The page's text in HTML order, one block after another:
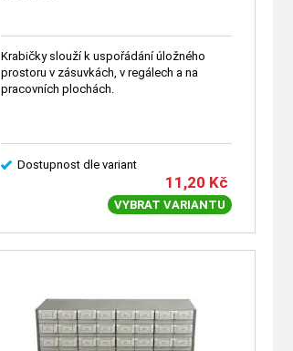
Krabičky slouží k uspořádání úložného
prostoru v zásuvkách, v regálech a na
pracovních plochách.
Dostupnost dle variant
11,20 Kč
VYBRAT VARIANTU